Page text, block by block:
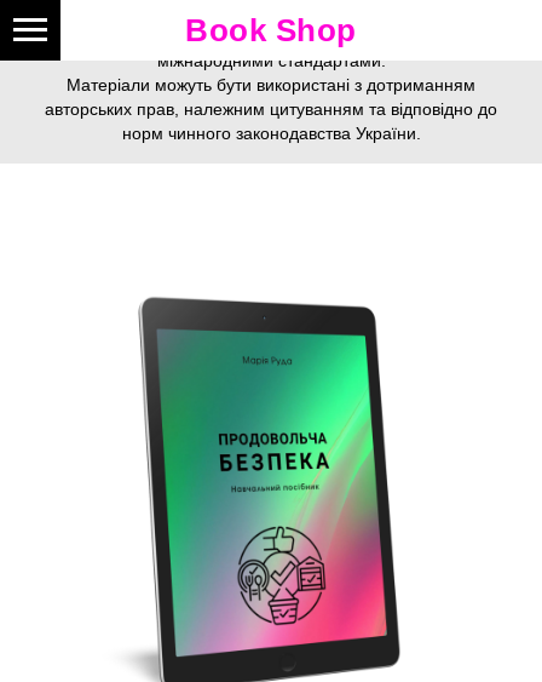
Book Shop
Online Publishing
згідно з усіма державними вимогами та
міжнародними стандартами.
Матеріали можуть бути використані з дотриманням
авторських прав, належним цитуванням та відповідно до
норм чинного законодавства України.